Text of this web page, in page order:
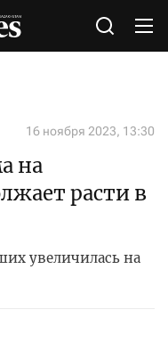
16 ноября 2023, 13:30
на
расти в
увеличилась на